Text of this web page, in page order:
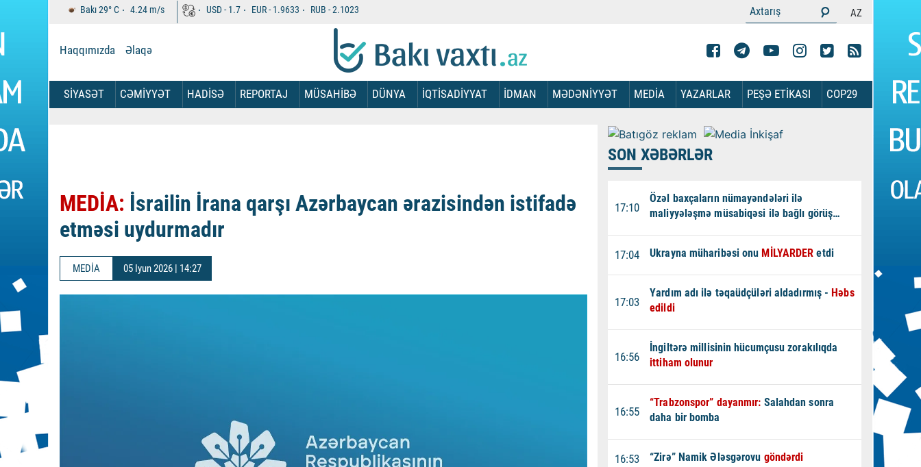
Bakı29°C 4.24m/s USD -1.7 EUR -1.9633 RUB -2.1023 AZ
Haqqımızda Əlaqə
SİYASƏT CƏMİYYƏT HADİSƏ REPORTAJ MÜSAHİBƏ DÜNYA İQTİSADİYYAT İDMAN MƏDƏNİYYƏT MEDİA YAZARLAR PEŞƏ ETİKASI COP29
MEDİA: İsrailin İrana qarşı Azərbaycan ərazisindən istifadə
etməsi uydurmadır
MEDİA 05 Iyun 2026 | 14:27
SON XƏBƏRLƏR
17:10
Özəl baxçaların nümayəndələri ilə
maliyyələşmə müsabiqəsi ilə bağlı görüş
17:04 Ukrayna müharibəsi onu MİLYARDERetdi
17:03
Yardım adı ilə təqaüdçüləri aldadırmış - Həbs
edildi
16:56
İngiltərə millisinin hücumçusu zorakılıqda
ittiham olunur
16:55
“Trabzonspor” dayanmır: Salahdan sonra
daha bir bomba
16:53 “Zirə” Namik Ələsgərovu göndərdi